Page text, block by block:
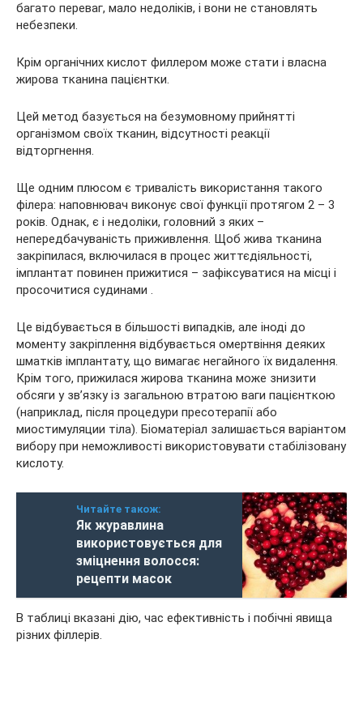
багато переваг, мало недоліків, і вони не становлять
небезпеки.
Крім органічних кислот филлером може стати і власна
жирова тканина пацієнтки.
Цей метод базується на безумовному прийнятті
організмом своїх тканин, відсутності реакції
відторгнення.
Ще одним плюсом є тривалість використання такого
філера: наповнювач виконує свої функції протягом 2 – 3
років. Однак, є і недоліки, головний з яких –
непередбачуваність приживлення. Щоб жива тканина
закріпилася, включилася в процес життєдіяльності,
імплантат повинен прижитися – зафіксуватися на місці і
просочитися судинами .
Це відбувається в більшості випадків, але іноді до
моменту закріплення відбувається омертвіння деяких
шматків імплантату, що вимагає негайного їх видалення.
Крім того, прижилася жирова тканина може знизити
обсяги у зв’язку із загальною втратою ваги пацієнткою
(наприклад, після процедури пресотерапії або
миостимуляции тіла). Біоматеріал залишається варіантом
вибору при неможливості використовувати стабілізовану
кислоту.
Читайте також:
Як журавлина
використовується для
зміцнення волосся:
рецепти масок
В таблиці вказані дію, час ефективність і побічні явища
різних філлерів.